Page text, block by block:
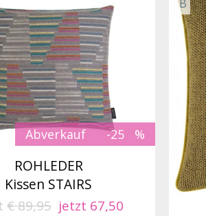
Abverkauf -25
ROHLEDER
Kissen STAIRS
€ 89,95 jetzt 67,50
B